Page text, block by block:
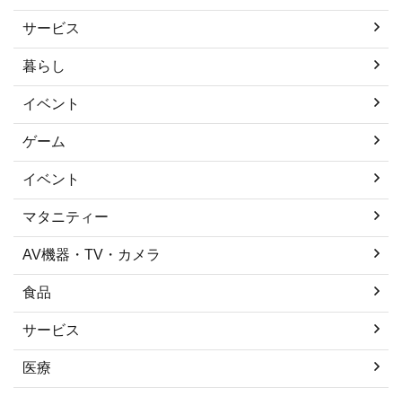
サービス
暮らし
イベント
ゲーム
イベント
マタニティー
AV機器・TV・カメラ
食品
サービス
医療